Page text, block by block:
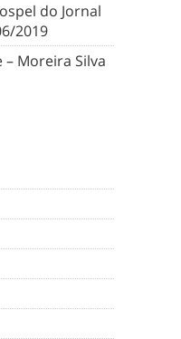
do Jornal
2019
– Moreira Silva